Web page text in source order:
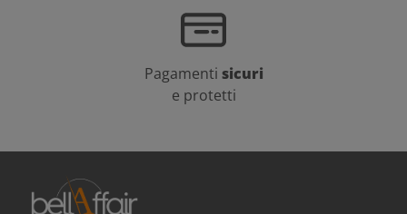
Pagamenti sicuri
e protetti